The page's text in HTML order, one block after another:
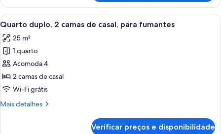
casal,
para
fumantes
casal
superior,
1
de
casal,
para
fumantes
Carrega
todas
as
fotos
de
Quarto
duplo,
camas
Quarto de hotel com duas camas,
5
Quarto duplo, 2 camas de casal, para fumantes
25 m²
1 quarto
Acomoda 4
2 camas de casal
Wi-Fi grátis
Mais detalhes
Mais
Verificar preços e disponibilidade